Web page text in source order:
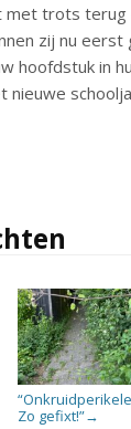
met trots
zij nu
hoofdstuk in
nieuwe
Zo gefixt!”→